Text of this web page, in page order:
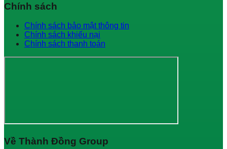
Chính sách
Chính sách bảo mật thông tin
Chính sách khiếu nại
Chính sách thanh toán
Về Thành Đồng Group